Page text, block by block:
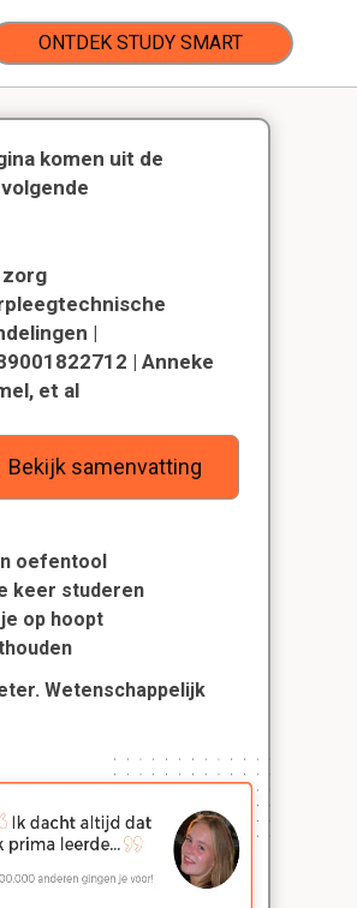
ONTDEK STUDY SMART
komen uit de
zorg
|
| Anneke
et al
Bekijk samenvatting
oefentool
keer studeren
op hoopt
Wetenschappelijk